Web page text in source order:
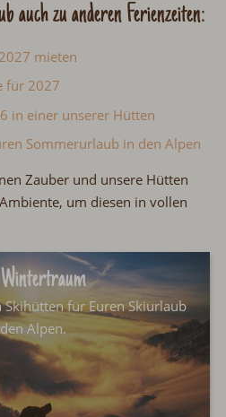
zu anderen Ferienzeiten:
mieten
für 2027
in einer unserer Hütten
Sommerurlaub in den Alpen
Zauber und unsere Hütten
um diesen in vollen
Skihütten für Euren Skiurlaub
Alpen.